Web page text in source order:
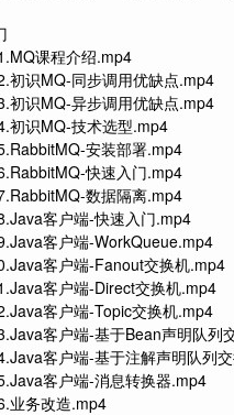
课程介绍.mp4
识MQ-同步调用优缺点.mp4
识MQ-异步调用优缺点.mp4
识MQ-技术选型.mp4
安装部署.mp4
快速入门.mp4
数据隔离.mp4
客户端-快速入门.mp4
客户端-WorkQueue.mp4
客户端-Fanout交换机.mp4
客户端-Direct交换机.mp4
客户端-Topic交换机.mp4
客户端-基于Bean声明队列
客户端-基于注解声明队列
客户端-消息转换器.mp4
务改造.mp4